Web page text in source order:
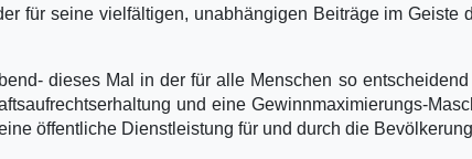
für seine vielfältigen, unabhängigen Beiträge im Geiste
dieses Mal in der für alle Menschen so
und eine Gewinnmaximierungs-
öffentliche Dienstleistung für und durch die